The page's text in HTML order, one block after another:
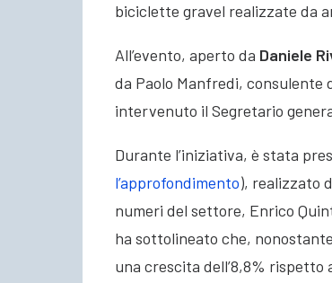
biciclette gravel realizzate da
All’evento, aperto da Daniele
da Paolo Manfredi,
intervenuto il Segretario
Durante l’iniziativa, è stata
l’approfondimento), realizzato
numeri del settore, Enrico
ha sottolineato che,
una crescita dell’8,8%